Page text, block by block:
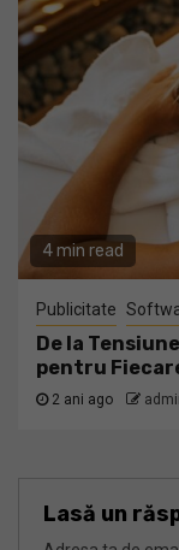
4 min read
Publicitate
De la
pentru
2 ani ago
Lasă un